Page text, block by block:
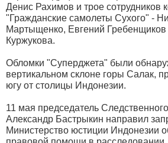
Денис Рахимов и трое сотрудников
"Гражданские самолеты Сухого" -
Мартыщенко, Евгений Гребенщиков
Куржукова.
Обломки "Суперджета" были
вертикальном склоне горы Салак,
югу от столицы Индонезии.
11 мая председатель
Александр Бастрыкин направил
Министерство юстиции Индонезии